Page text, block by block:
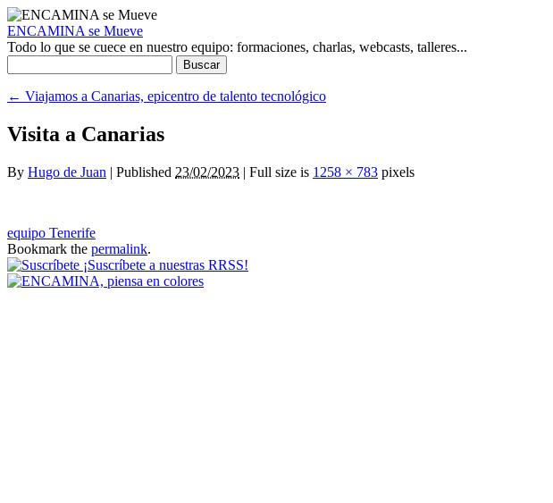
ENCAMINA se Mueve
Todo lo que se cuece en nuestro equipo: formaciones, charlas, webcasts, talleres...
← Viajamos a Canarias, epicentro de talento tecnológico
Visita a Canarias
By Hugo de Juan | Published 23/02/2023 | Full size is 1258 × 783 pixels
equipo Tenerife
Bookmark the permalink.
¡Suscríbete a nuestras RRSS!